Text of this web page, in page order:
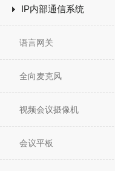
IP内部通信系统
语言网关
全向麦克风
视频会议摄像机
会议平板